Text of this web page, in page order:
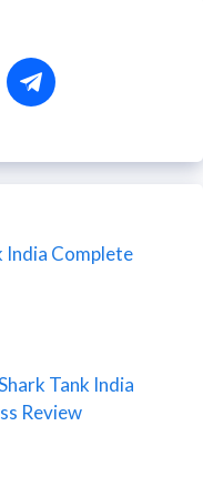
India Complete
Tank India
Review